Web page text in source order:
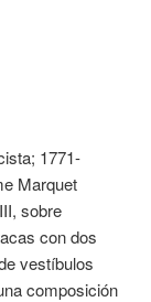
1771-
Marquet
sobre
con dos
vestíbulos
composición